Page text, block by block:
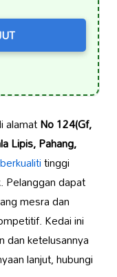
alamatNo 124(Gf,
Lipis, Pahang,
tinggi
Pelanggan dapat
mesra dan
Kedai ini
dan ketelusannya
lanjut, hubungi